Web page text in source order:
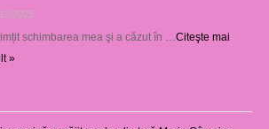
2025
schimbarea mea şi a căzut în …Citeşte mai
»